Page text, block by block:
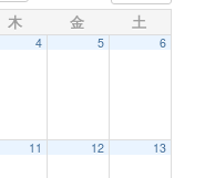
木 金 土
4 5 6
11 12 13